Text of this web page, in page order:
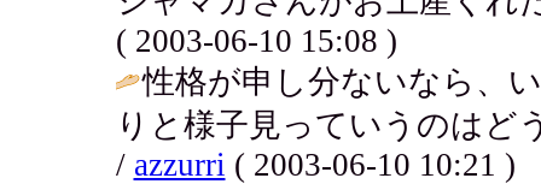
( 2003-06-10 15:08 )
性格が申し分ないなら、
りと様子見っていうのはど
/ azzurri ( 2003-06-10 10:21 )